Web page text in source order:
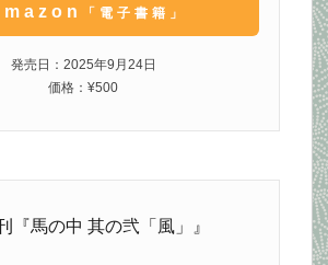
「電子書籍」
発売日：2025年9月24日
価格：¥500
『馬の中 其の弐「風」』